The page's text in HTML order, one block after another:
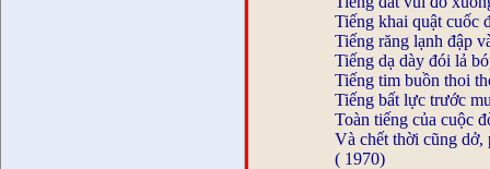
Tiếng khai quật cuốc
Tiếng răng lạnh đập
Tiếng dạ dày đói lả
Tiếng tim buồn thoi
Tiếng bất lực trước
Toàn tiếng của cuộc
Và chết thời cũng dở,
( 1970)